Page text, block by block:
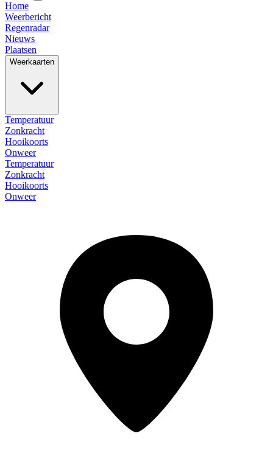
Home
Weerbericht
Regenradar
Nieuws
Plaatsen
Weerkaarten
Temperatuur
Zonkracht
Hooikoorts
Onweer
Temperatuur
Zonkracht
Hooikoorts
Onweer